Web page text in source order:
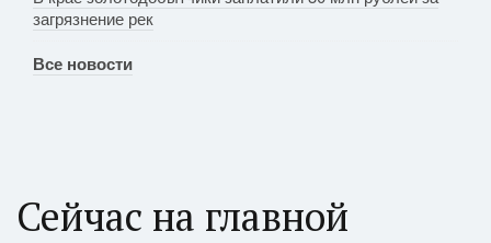
загрязнение рек
Все новости
Сейчас на главной